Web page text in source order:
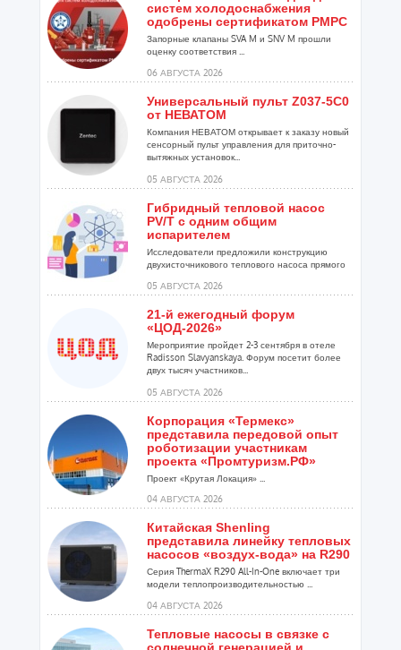
систем холодоснабжения
одобрены сертификатом РМРС
Запорные клапаны SVA M и SNV M прошли
оценку соответствия ...
06 АВГУСТА 2026
Универсальный пульт Z037-5C0
от НЕВАТОМ
Компания НЕВАТОМ открывает к заказу новый
сенсорный пульт управления для приточно-
вытяжных установок...
05 АВГУСТА 2026
Гибридный тепловой насос
PV/T с одним общим
испарителем
Исследователи предложили конструкцию
двухисточникового теплового насоса прямого
05 АВГУСТА 2026
21-й ежегодный форум
«ЦОД-2026»
Мероприятие пройдет 2-3 сентября в отеле
Radisson Slavyanskaya. Форум посетит более
двух тысяч участников...
05 АВГУСТА 2026
Корпорация «Термекс»
представила передовой опыт
роботизации участникам
проекта «Промтуризм.РФ»
Проект «Крутая Локация» ...
04 АВГУСТА 2026
Китайская Shenling
представила линейку тепловых
насосов «воздух-вода» на R290
Серия ThermaX R290 All-In-One включает три
модели теплопроизводительностью ...
04 АВГУСТА 2026
Тепловые насосы в связке с
солнечной генерацией и